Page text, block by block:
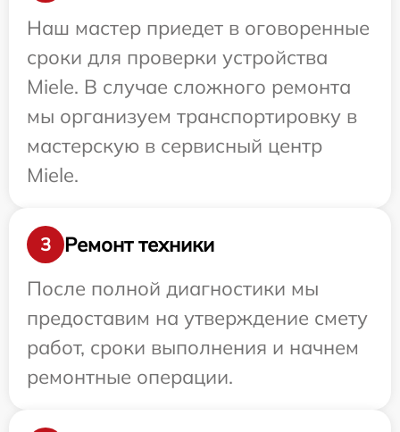
Наш мастер приедет в оговоренные
сроки для проверки устройства
Miele. В случае сложного ремонта
мы организуем транспортировку в
мастерскую в сервисный центр
Miele.
3
Ремонт техники
После полной диагностики мы
предоставим на утверждение смету
работ, сроки выполнения и начнем
ремонтные операции.